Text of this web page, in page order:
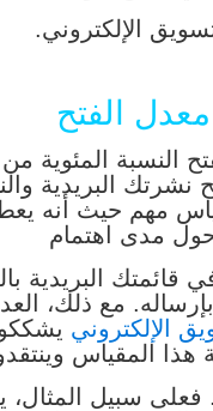
الإلكتروني.
معدل الفتح
النسبة المئوية من
نشرتك البريدية
مهم حيث أنه
مدى اهتمام
قائمتك البريدية
مع ذلك،
الإلكتروني
هذا المقياس
سبيل المثال،